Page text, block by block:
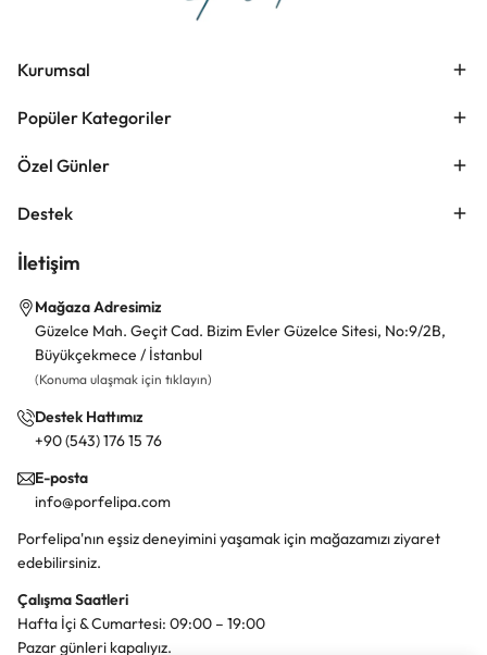
Kurumsal
Popüler Kategoriler
Özel Günler
Destek
İletişim
Mağaza Adresimiz
Güzelce Mah. Geçit Cad. Bizim Evler Güzelce Sitesi, No:9/2B,
Büyükçekmece / İstanbul
(Konuma ulaşmak için tıklayın)
Destek Hattımız
+90 (543) 176 15 76
E-posta
info@porfelipa.com
Porfelipa'nın eşsiz deneyimini yaşamak için mağazamızı ziyaret
edebilirsiniz.
Çalışma Saatleri
Hafta İçi & Cumartesi: 09:00 – 19:00
Pazar günleri kapalıyız.